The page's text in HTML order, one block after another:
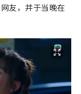
友，并于当晚在